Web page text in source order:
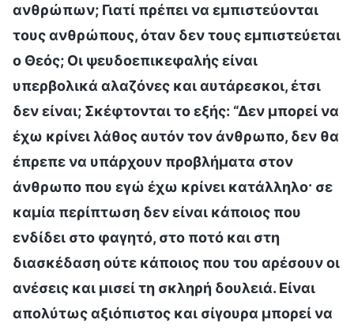
ανθρώπων; Γιατί πρέπει να εμπιστεύονται
τους ανθρώπους, όταν δεν τους εμπιστεύεται
ο Θεός; Οι ψευδοεπικεφαλής είναι
υπερβολικά αλαζόνες και αυτάρεσκοι, έτσι
δεν είναι; Σκέφτονται το εξής: “Δεν μπορεί να
έχω κρίνει λάθος αυτόν τον άνθρωπο, δεν θα
έπρεπε να υπάρχουν προβλήματα στον
άνθρωπο που εγώ έχω κρίνει κατάλληλο· σε
καμία περίπτωση δεν είναι κάποιος που
ενδίδει στο φαγητό, στο ποτό και στη
διασκέδαση ούτε κάποιος που του αρέσουν οι
ανέσεις και μισεί τη σκληρή δουλειά. Είναι
απολύτως αξιόπιστος και σίγουρα μπορεί να